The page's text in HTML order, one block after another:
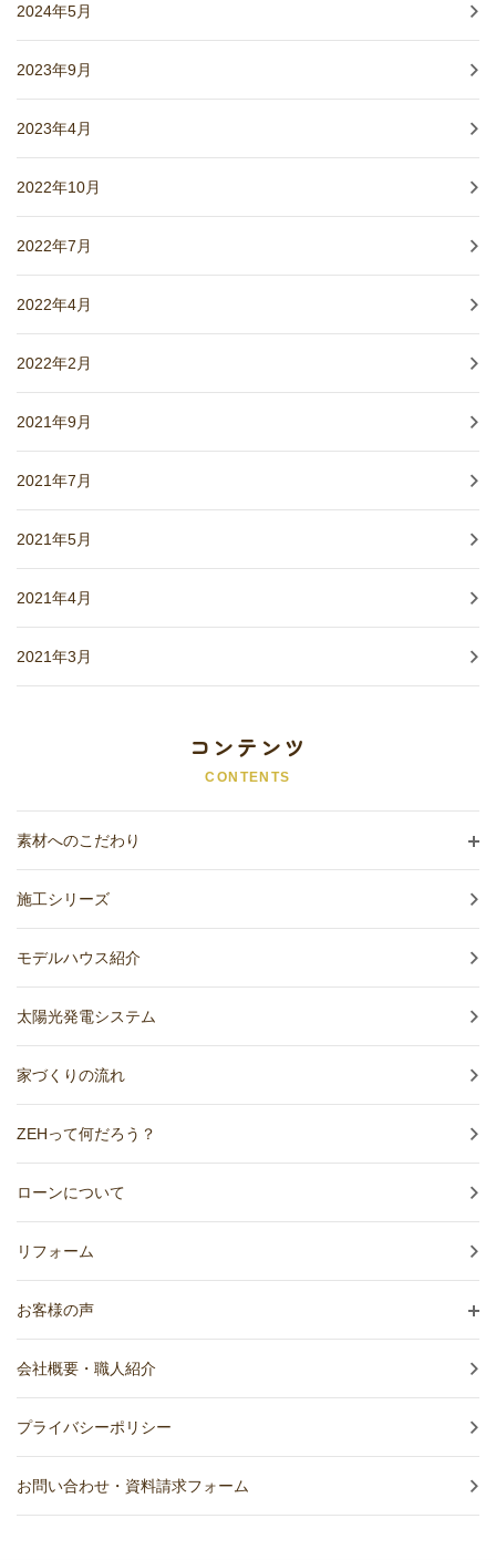
2024年5月
2023年9月
2023年4月
2022年10月
2022年7月
2022年4月
2022年2月
2021年9月
2021年7月
2021年5月
2021年4月
2021年3月
コンテンツ
CONTENTS
素材へのこだわり
施工シリーズ
モデルハウス紹介
太陽光発電システム
家づくりの流れ
ZEHって何だろう？
ローンについて
リフォーム
お客様の声
会社概要・職人紹介
プライバシーポリシー
お問い合わせ・資料請求フォーム